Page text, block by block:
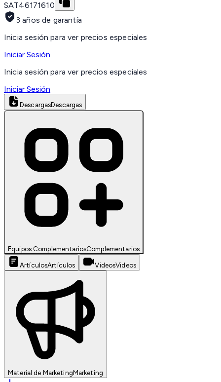
SAT46171610
3 años de garantía
Inicia sesión para ver precios especiales
Iniciar Sesión
Inicia sesión para ver precios especiales
Iniciar Sesión
DescargasDescargas
Equipos ComplementariosComplementarios
ArtículosArtículos VideosVideos
Material de MarketingMarketing